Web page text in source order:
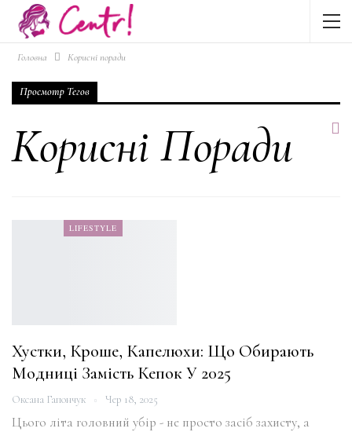
Головна Корисні поради
Просмотр Тегов
Корисні Поради
LIFESTYLE
Хустки, Кроше, Капелюхи: Що Обирають
Модниці Замість Кепок У 2025
Оксана Гапончук Чер 18, 2025
Цього літа головний убір - не просто засіб захисту, а